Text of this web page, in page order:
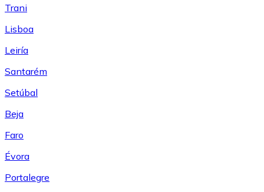
Trani
Lisboa
Leiría
Santarém
Setúbal
Beja
Faro
Évora
Portalegre